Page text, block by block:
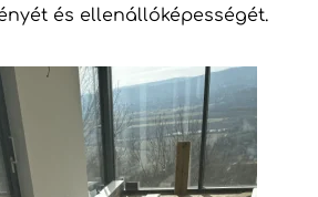
és ellenállóképességét.